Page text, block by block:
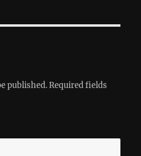
published. Required fields